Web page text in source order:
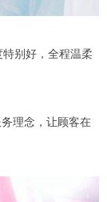
别好，全程温柔
理念，让顾客在